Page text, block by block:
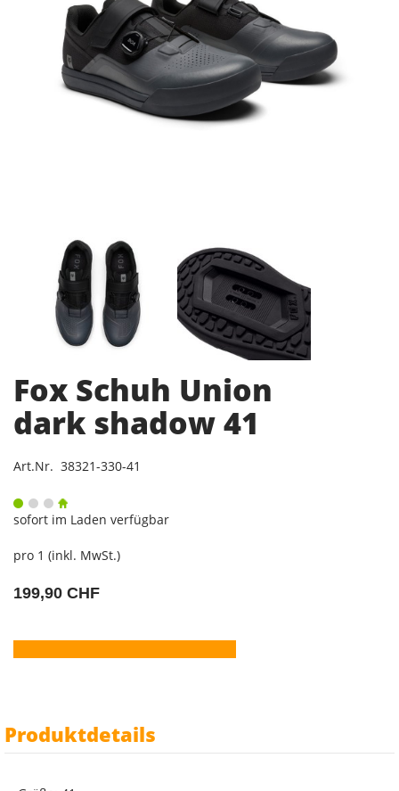
Fox Schuh Union
dark shadow 41
Art.Nr. 38321-330-41
sofort im Laden verfügbar
pro 1 (inkl. MwSt.)
199,90 CHF
Produktdetails